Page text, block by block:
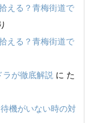
える？青梅街道で
える？青梅街道で
ラが徹底解説 に た
機がいない時の対